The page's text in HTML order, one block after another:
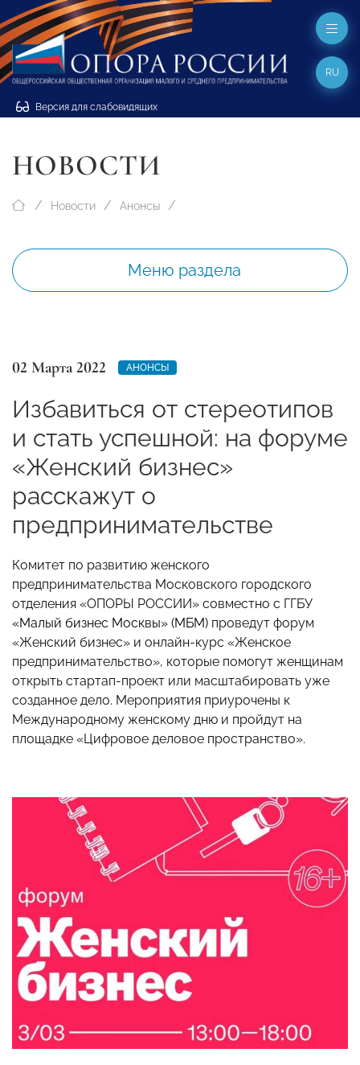
Версия для слабовидящих
RU
НОВОСТИ
Новости Анонсы
Меню раздела
02 Марта 2022 АНОНСЫ
Избавиться от стереотипов
и стать успешной: на форуме
«Женский бизнес»
расскажут о
предпринимательстве
Комитет по развитию женского
предпринимательства Московского городского
отделения «ОПОРЫ РОССИИ» совместно с ГГБУ
«Малый бизнес Москвы» (МБМ) проведут форум
«Женский бизнес» и онлайн-курс «Женское
предпринимательство», которые помогут женщинам
открыть стартап-проект или масштабировать уже
созданное дело. Мероприятия приурочены к
Международному женскому дню и пройдут на
площадке «Цифровое деловое пространство».